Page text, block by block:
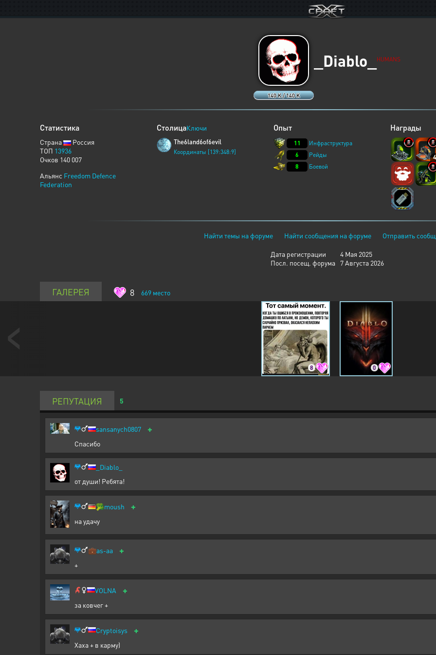
140 K / 140 K
_Diablo_ HUMANS
Статистика
Страна
Россия
ТОП 13936
Очков 140 007
Альянс Freedom Defence
Federation
СтолицаКлючи
The6land6of6evil
Координаты [139:348:9]
Опыт
11
Инфраструктура
6
Рейды
8
Боевой
Награды
4
Найти темы на форуме Найти сообщения на форуме Отправить
Дата регистрации
4 Мая 2025
Посл. посещ. форума
7 Августа 2026
ГАЛЕРЕЯ 8 669 место
8 0
РЕПУТАЦИЯ 5
sansanych0807 +
Спасибо
_Diablo_
от души! Ребята!
🥦moush +
на удачу
💼as-aa +
+
VOLNA +
за ковчег +
Cryptoisys +
Хаха + в карму)